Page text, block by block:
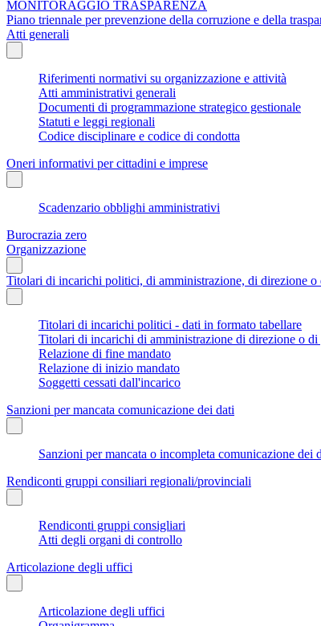
MONITORAGGIO TRASPARENZA
Piano triennale per prevenzione della corruzione e della
Atti generali
Riferimenti normativi su organizzazione e attività
Atti amministrativi generali
Documenti di programmazione strategico gestionale
Statuti e leggi regionali
Codice disciplinare e codice di condotta
Oneri informativi per cittadini e imprese
Scadenzario obblighi amministrativi
Burocrazia zero
Organizzazione
Titolari di incarichi politici, di amministrazione, di direzione o
Titolari di incarichi politici - dati in formato tabellare
Titolari di incarichi di amministrazione di direzione o di
Relazione di fine mandato
Relazione di inizio mandato
Soggetti cessati dall'incarico
Sanzioni per mancata comunicazione dei dati
Sanzioni per mancata o incompleta comunicazione
Rendiconti gruppi consiliari regionali/provinciali
Rendiconti gruppi consigliari
Atti degli organi di controllo
Articolazione degli uffici
Articolazione degli uffici